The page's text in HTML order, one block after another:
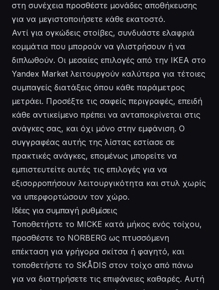
στη συνέχεια προσθέστε μονάδες αποθήκευσης
για να μεγιστοποιήσετε κάθε εκατοστό.
Αντί για ογκώδεις στοίβες, συνδυάστε ελαφριά
κομμάτια που μπορούν να γλιστρήσουν ή να
διπλωθούν. Οι μεσαίες επιλογές από την IKEA στο
Yandex Market λειτουργούν καλύτερα για τέτοιες
συμπαγείς διατάξεις όπου κάθε παράμετρος
μετράει. Προσέξτε τις σαφείς περιγραφές, επειδή
κάθε αντικείμενο πρέπει να ανταποκρίνεται στις
ανάγκες σας, και όχι μόνο στην εμφάνιση. Ο
συγγραφέας αυτής της λίστας εστίασε σε
πρακτικές ανάγκες, επομένως μπορείτε να
εμπιστευτείτε αυτές τις επιλογές για να
εξισορροπήσουν λειτουργικότητα και στυλ χωρίς
να υπερφορτώσουν τον χώρο.
Ιδέες για συμπαγή ρυθμίσεις
Τοποθετήστε το MICKE κατά μήκος ενός τοίχου,
προσθέστε το NORBERG ως πτυσσόμενη
επέκταση για γρήγορα σκίτσα ή φαγητό, και
τοποθετήστε το SKÅDIS στον τοίχο από πάνω
για να διατηρήσετε τις επιφάνειες καθαρές. Αυτή